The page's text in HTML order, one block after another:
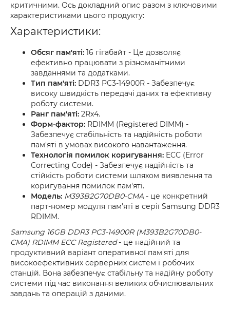
критичними. Ось докладний опис разом з ключовими
характеристиками цього продукту:
Характеристики:
Обсяг пам'яті: 16 гігабайт - Це дозволяє
ефективно працювати з різноманітними
завданнями та додатками.
Тип пам'яті: DDR3 PC3-14900R - Забезпечує
високу швидкість передачі даних та ефективну
роботу системи.
Ранг пам'яті: 2Rx4.
Форм-фактор: RDIMM (Registered DIMM) -
Забезпечує стабільність та надійність роботи
пам'яті в умовах високого навантаження.
Технологія помилок коригування: ECC (Error
Correcting Code) - Забезпечує надійність та
стійкість роботи системи шляхом виявлення та
коригування помилок пам'яті.
Модель: M393B2G70DB0-CMA - це конкретний
парт-номер модуля пам'яті в серії Samsung DDR3
RDIMM.
Samsung 16GB DDR3 PC3-14900R (M393B2G70DB0-
CMA) RDIMM ECC Registered- це надійний та
продуктивний варіант оперативної пам'яті для
високоефективних серверних систем і робочих
станцій. Вона забезпечує стабільну та надійну роботу
системи під час виконання великих обчислювальних
завдань та операцій з даними.